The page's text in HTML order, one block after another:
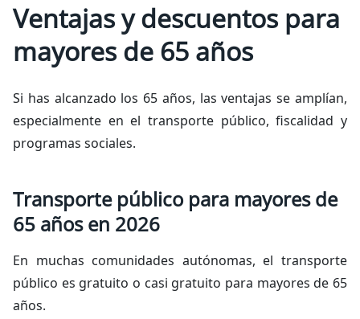
Ventajas y descuentos para
mayores de 65 años
Si has alcanzado los 65 años, las ventajas se amplían,
especialmente en el transporte público, fiscalidad y
programas sociales.
Transporte público para mayores de
65 años en 2026
En muchas comunidades autónomas, el transporte
público es gratuito o casi gratuito para mayores de 65
años.